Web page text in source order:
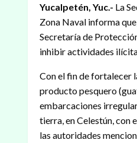
Yucalpetén, Yuc.- La
Zona Naval informa
Secretaría de
inhibir actividades
Con el fin de fortalecer
producto pesquero
embarcaciones
tierra, en Celestún, con
las autoridades